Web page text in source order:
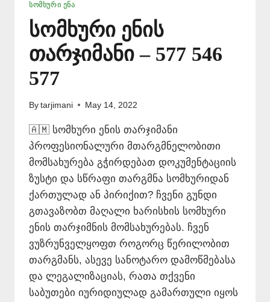
ᲡᲝᲛᲮᲣᲠᲘ ᲔᲜᲐ
სომხური ენის
თარჯიმანი – 577 546
577
By tarjimani May 14, 2022
🇦🇲 სომხური ენის თარჯიმანი
პროფესიონალური მთარგმნელობითი
მომსახურება გჭირდებათ დოკუმენტაციის
ზუსტი და სწრაფი თარგმნა სომხურიდან
ქართულად ან პირიქით? ჩვენი გუნდი
გთავაზობთ მაღალი ხარისხის სომხური
ენის თარჯიმნის მომსახურებას. ჩვენ
ვუზრუნველყოფთ როგორც წერილობით
თარგმანს, ასევე სანოტარო დამოწმებასა
და ლეგალიზაციას, რათა თქვენი
საბუთები იურიდიულად გამართული იყოს